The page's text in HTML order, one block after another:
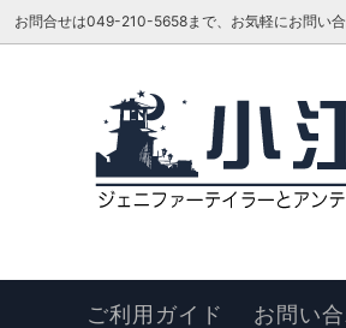
お問合せは049-210-5658まで、お気軽にお問い
ベッド
チェア
TOKAI KAGU/東海家具工業
はじめての方へ
このサイトについて
ご利用ガイド お問い